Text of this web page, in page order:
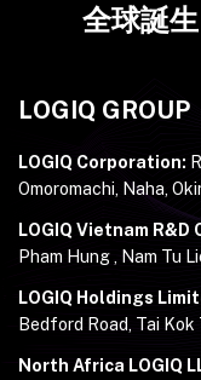
全球誕
LOGIQ GROUP
LOGIQ Corporation:
Omoromachi, Naha,
LOGIQ Vietnam R&D
Pham Hung , Nam Tu
LOGIQ Holdings
Bedford Road, Tai
North Africa LOGIQ